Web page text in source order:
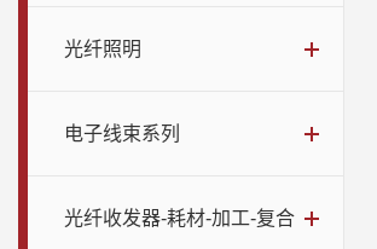
光纤照明
电子线束系列
光纤收发器-耗材-加工-复合